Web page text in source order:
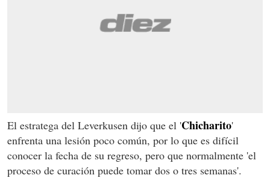
El estratega del Leverkusen dijo que el 'Chicharito'
enfrenta una lesión poco común, por lo que es difícil
conocer la fecha de su regreso, pero que normalmente 'el
proceso de curación puede tomar dos o tres semanas'.